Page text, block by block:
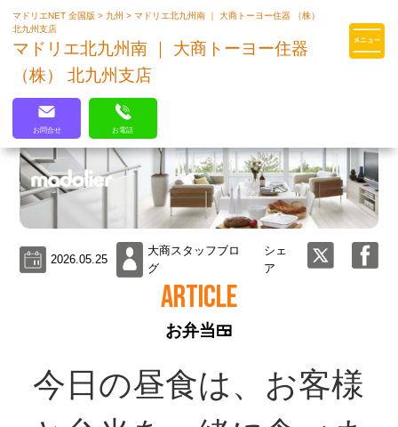
マドリエはLIXILの厳しい基準を
マドリエNET 全国版> 九州>マドリエ北九州南 ｜ 大商トーヨー住器 （株）
北九州支店
マドリエ北九州南 ｜ 大商トーヨー住器
（株） 北九州支店
お問合せ お電話
2026.05.25
大商スタッフブロ
グ
シェ
ア
ARTICLE
お弁当🍱